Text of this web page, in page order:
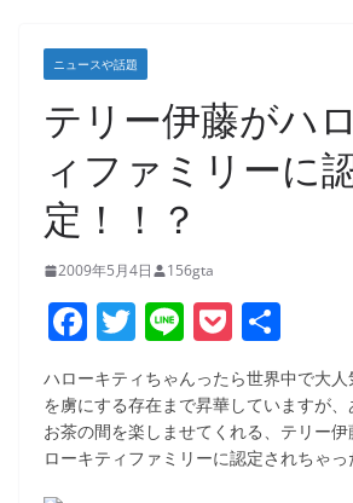
ニュースや話題
テリー伊藤がハ
ィファミリーに
定！！？
2009年5月4日 156gta
F
a
c
e
b
T
w
itt
er
Li
n
e
P
o
ck
et
有
ハローキティちゃんったら世界中で大
を虜にする存在まで昇華していますが、
お茶の間を楽しませてくれる、テリー
ローキティファミリーに認定されちゃっ